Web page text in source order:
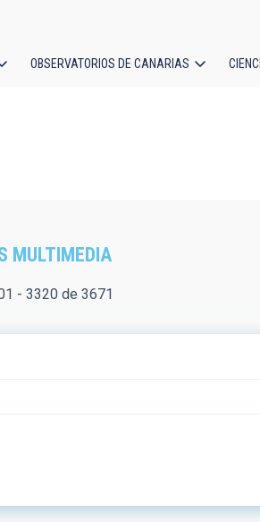
OBSERVATORIOS DE CANARIAS
MULTIMEDIA
- 3320 de 3671